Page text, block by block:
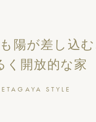
陽が差し込む
く開放的な家
STYLE